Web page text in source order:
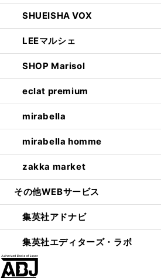
SHUEISHA VOX
LEEマルシェ
SHOP Marisol
eclat premium
mirabella
mirabella homme
zakka market
その他WEBサービス
集英社アドナビ
集英社エディターズ・ラボ